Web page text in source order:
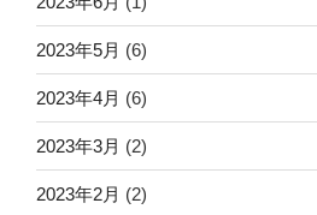
2023年5月 (6)
2023年4月 (6)
2023年3月 (2)
2023年2月 (2)